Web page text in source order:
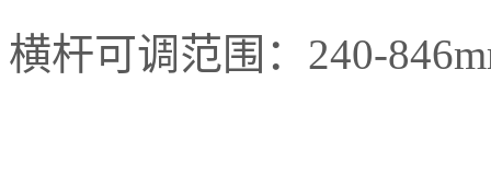
横杆可调范围：240-